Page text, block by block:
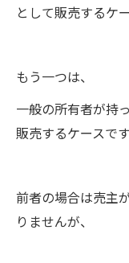
として販売するケ
もう一つは、
一般の所有者が持
販売するケースです
前者の場合は売主
りませんが、